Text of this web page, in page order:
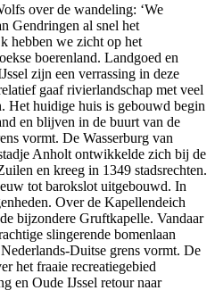
over de wandeling: ‘We
Gendringen al snel het
hebben we zicht op het
boerenland. Landgoed en
zijn een verrassing in deze
gaaf rivierlandschap met veel
Het huidige huis is gebouwd begin
en blijven in de buurt van de
vormt. De Wasserburg van
Anholt ontwikkelde zich bij de
en kreeg in 1349 stadsrechten.
tot barokslot uitgebouwd. In
Over de Kapellendeich
bijzondere Gruftkapelle. Vandaar
slingerende bomenlaan
Duitse grens vormt. De
het fraaie recreatiegebied
en Oude IJssel retour naar